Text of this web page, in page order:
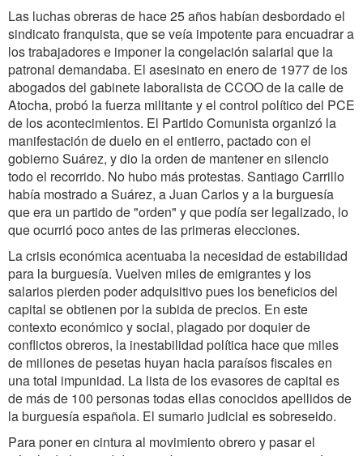
Las luchas obreras de hace 25 años habían desbordado el
sindicato franquista, que se veía impotente para encuadrar a
los trabajadores e imponer la congelación salarial que la
patronal demandaba. El asesinato en enero de 1977 de los
abogados del gabinete laboralista de CCOO de la calle de
Atocha, probó la fuerza militante y el control político del PCE
de los acontecimientos. El Partido Comunista organizó la
manifestación de duelo en el entierro, pactado con el
gobierno Suárez, y dio la orden de mantener en silencio
todo el recorrido. No hubo más protestas. Santiago Carrillo
había mostrado a Suárez, a Juan Carlos y a la burguesía
que era un partido de "orden" y que podía ser legalizado, lo
que ocurrió poco antes de las primeras elecciones.
La crisis económica acentuaba la necesidad de estabilidad
para la burguesía. Vuelven miles de emigrantes y los
salarios pierden poder adquisitivo pues los beneficios del
capital se obtienen por la subida de precios. En este
contexto económico y social, plagado por doquier de
conflictos obreros, la inestabilidad política hace que miles
de millones de pesetas huyan hacia paraísos fiscales en
una total impunidad. La lista de los evasores de capital es
de más de 100 personas todas ellas conocidos apellidos de
la burguesía española. El sumario judicial es sobreseido.
Para poner en cintura al movimiento obrero y pasar el